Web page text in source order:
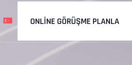
ONLINE GÖRÜŞME PLANLA